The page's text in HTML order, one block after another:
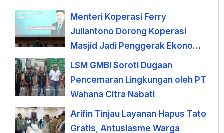
Menteri Koperasi Ferry
Juliantono Dorong Koperasi
Masjid Jadi Penggerak Ekonomi
Umat
LSM GMBI Soroti Dugaan
Pencemaran Lingkungan oleh PT
Wahana Citra Nabati
Arifin Tinjau Layanan Hapus Tato
Gratis, Antusiasme Warga